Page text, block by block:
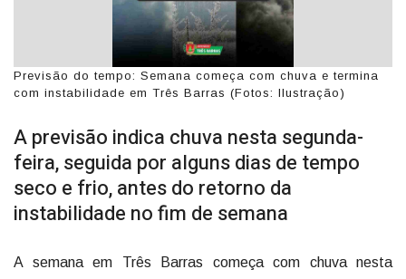
Previsão do tempo: Semana começa com chuva e termina
com instabilidade em Três Barras (Fotos: Ilustração)
A previsão indica chuva nesta segunda-
feira, seguida por alguns dias de tempo
seco e frio, antes do retorno da
instabilidade no fim de semana
A semana em Três Barras começa com chuva nesta